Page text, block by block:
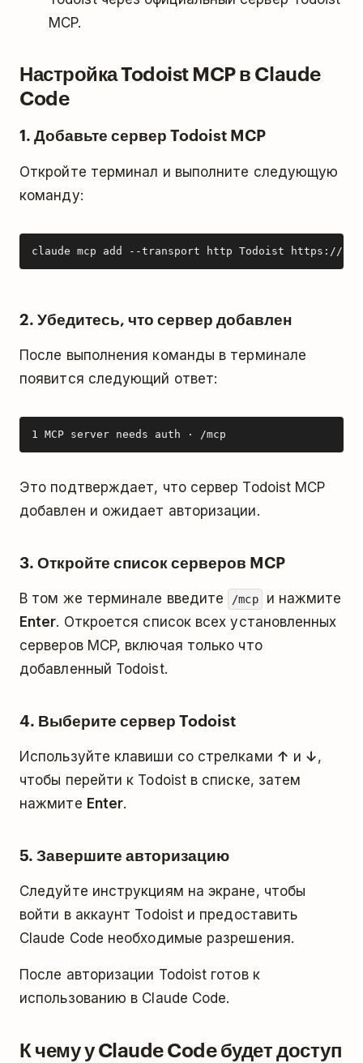
MCP.
Настройка Todoist MCP в Claude
Code
1. Добавьте сервер Todoist MCP
Откройте терминал и выполните следующую
команду:
claude mcp add --transport http Todoist https://
2. Убедитесь, что сервер добавлен
После выполнения команды в терминале
появится следующий ответ:
1 MCP server needs auth · /mcp
Это подтверждает, что сервер Todoist MCP
добавлен и ожидает авторизации.
3. Откройте список серверов MCP
В том же терминале введите /mcp
и нажмите
Enter. Откроется список всех установленных
серверов MCP, включая только что
добавленный Todoist.
4. Выберите сервер Todoist
Используйте клавиши со стрелками ↑ и ↓,
чтобы перейти к Todoist в списке, затем
нажмите Enter.
5. Завершите авторизацию
Следуйте инструкциям на экране, чтобы
войти в аккаунт Todoist и предоставить
Claude Code необходимые разрешения.
После авторизации Todoist готов к
использованию в Claude Code.
К чему у Claude Code будет доступ